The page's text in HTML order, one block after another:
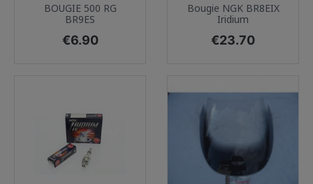
BOUGIE 500 RG
BR9ES
Price
€6.90
Bougie NGK BR8EIX
Iridium
Price
€23.70